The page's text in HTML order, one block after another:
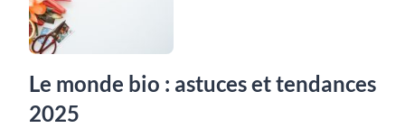
Le monde bio : astuces et tendances
2025